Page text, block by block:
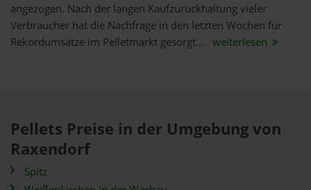
angezogen. Nach der langen Kaufzurückhaltung vieler
Verbraucher hat die Nachfrage in den letzten Wochen für
Rekordumsätze im Pelletmarkt gesorgt.... weiterlesen
Pellets Preise in der Umgebung von
Raxendorf
Spitz